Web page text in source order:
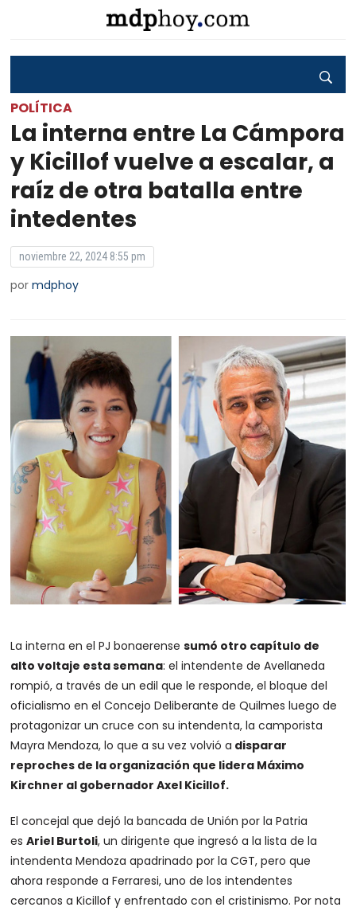
POLÍTICA
La interna entre La Cámpora
y Kicillof vuelve a escalar, a
raíz de otra batalla entre
intedentes
noviembre 22, 2024 8:55 pm
pormdphoy
La interna en el PJ bonaerensesumó otro capítulo de
alto voltaje esta semana: el intendente de Avellaneda
rompió, a través de un edil que le responde, el bloque del
oficialismo en el Concejo Deliberante de Quilmes luego de
protagonizar un cruce con su intendenta, la camporista
Mayra Mendoza, lo que a su vez volvió a disparar
reproches de la organización que lidera Máximo
Kirchner al gobernador Axel Kicillof.
El concejal que dejó la bancada de Unión por la Patria
esAriel Burtoli, un dirigente que ingresó a la lista de la
intendenta Mendoza apadrinado por la CGT, pero que
ahora responde a Ferraresi, uno de los intendentes
cercanos a Kicillof y enfrentado con el cristinismo. Por nota